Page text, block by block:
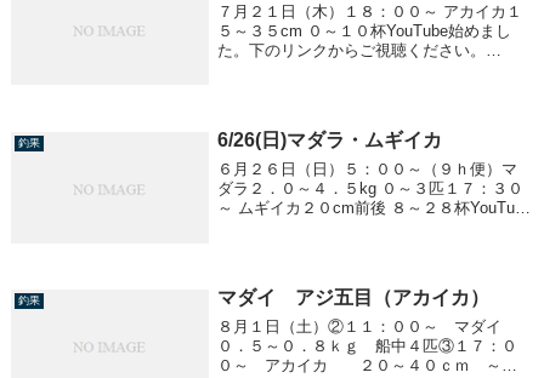
７月２１日（木）１８：００～ アカイカ１
５～３５cm ０～１０杯YouTube始めまし
た。下のリンクからご視聴ください。
釣果 6/26(日)マダラ・ムギイカ
６月２６日（日）５：００～（９ｈ便）マ
ダラ２．０～４．５kg ０～３匹１７：３０
～ ムギイカ２０cm前後 ８～２８杯YouTube
釣果 マダイ アジ五目（アカイカ）
８月１日（土）②１１：００～ マダイ
０．５～０．８ｋｇ 船中４匹③１７：０
０～ アカイカ ２０～４０ｃｍ ～１